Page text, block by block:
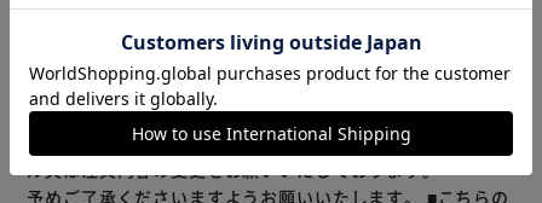
※当商品はお取り寄せ品の為、在庫の確認及び商品のお届け
までお時間を頂く場合がございます。
また、商品がメーカーにて完売となっていた場合、キャンセ
ル又は注文内容の変更をお願いいたしております。
予めご了承くださいますようお願いいたします。 ■こちらの